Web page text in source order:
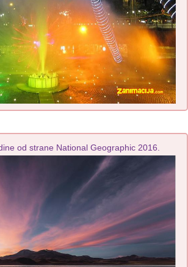
od strane National Geographic 2016.